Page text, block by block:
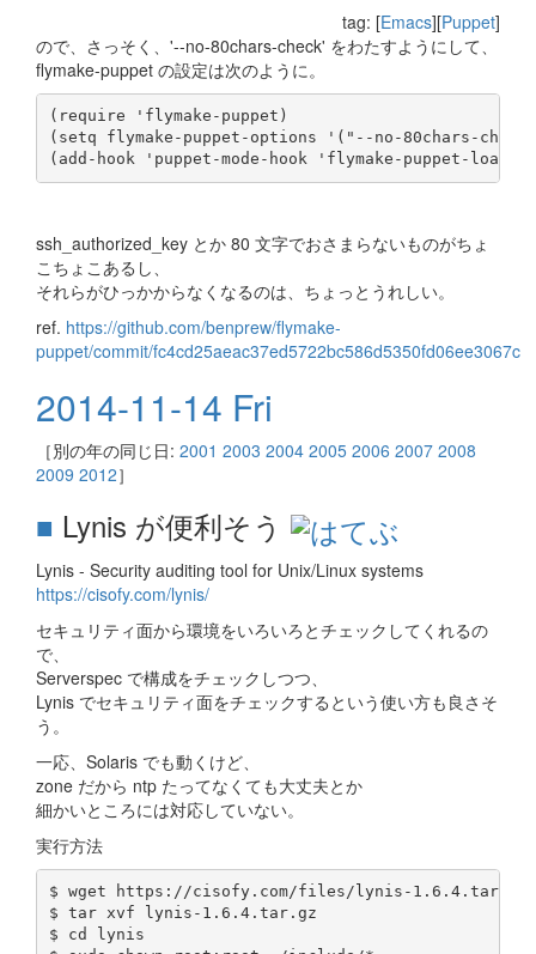
tag: [Emacs][Puppet]
ので、さっそく、'--no-80chars-check' をわたすようにして、
flymake-puppet の設定は次のように。
(require 'flymake-puppet)
(setq flymake-puppet-options '("--no-80chars-
ssh_authorized_key とか 80 文字でおさまらないものがちょ
こちょこあるし、
それらがひっかからなくなるのは、ちょっとうれしい。
ref. https://github.com/benprew/flymake-
puppet/commit/fc4cd25aeac37ed5722bc586d5350fd06ee3067c
2014-11-14 Fri
［別の年の同じ日: 2001 2003 2004 2005 2006 2007 2008
2009 2012］
■ Lynis が便利そう
Lynis - Security auditing tool for Unix/Linux systems
https://cisofy.com/lynis/
セキュリティ面から環境をいろいろとチェックしてくれるの
で、
Serverspec で構成をチェックしつつ、
Lynis でセキュリティ面をチェックするという使い方も良さそ
う。
一応、Solaris でも動くけど、
zone だから ntp たってなくても大丈夫とか
細かいところには対応していない。
実行方法
$ wget https://cisofy.com/files/lynis-1.6.4.tar.gz
$ tar xvf lynis-1.6.4.tar.gz
$ cd lynis